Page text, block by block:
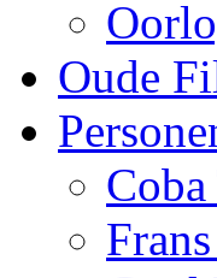
Oude
Coba